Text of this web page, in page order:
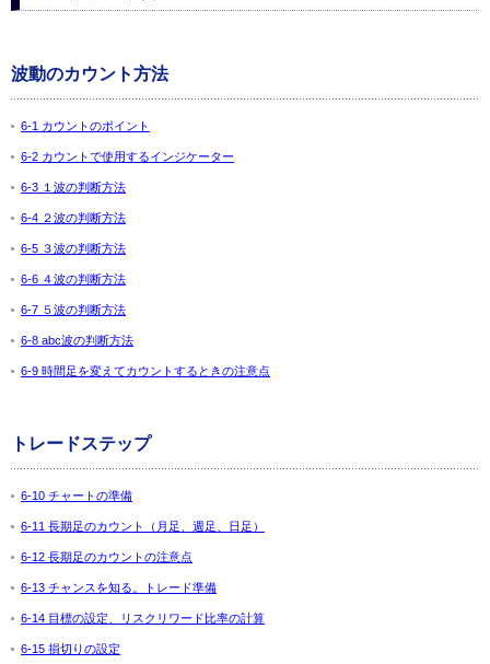
波動のカウント方法
6-1 カウントのポイント
6-2 カウントで使用するインジケーター
6-3 １波の判断方法
6-4 ２波の判断方法
6-5 ３波の判断方法
6-6 ４波の判断方法
6-7 ５波の判断方法
6-8 abc波の判断方法
6-9 時間足を変えてカウントするときの注意点
トレードステップ
6-10 チャートの準備
6-11 長期足のカウント（月足、週足、日足）
6-12 長期足のカウントの注意点
6-13 チャンスを知る。トレード準備
6-14 目標の設定、リスクリワード比率の計算
6-15 損切りの設定